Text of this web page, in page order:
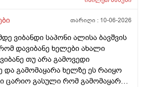
თარიღი : 10-06-2026
ვიბანდი საპონი ალისა ბავშვის
დავიბანე ხელები ახალი
თუ არა გამოვედი
და გამომაყარა ხელზე ეს რაიყო
ცარიო გასული რომ გამომაყარა